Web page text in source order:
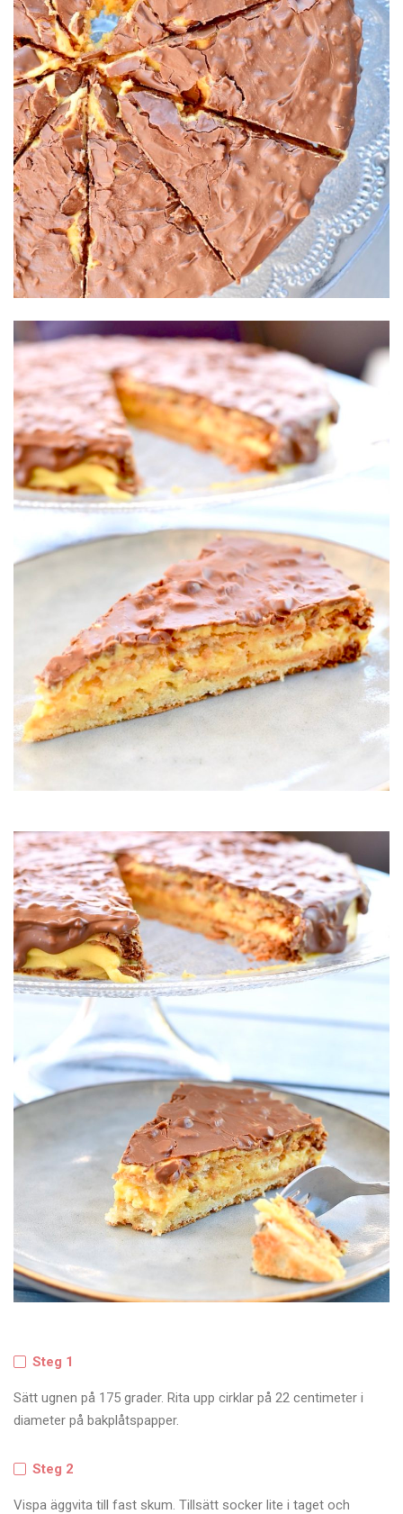
Steg 1
Sätt ugnen på 175 grader. Rita upp cirklar på 22 centimeter i
diameter på bakplåtspapper.
Steg 2
Vispa äggvita till fast skum. Tillsätt socker lite i taget och